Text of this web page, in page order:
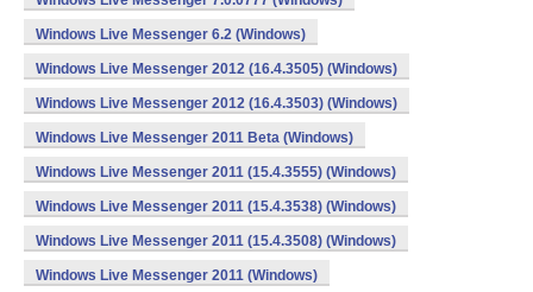
Windows Live Messenger 6.2 (Windows)
Windows Live Messenger 2012 (16.4.3505) (Windows)
Windows Live Messenger 2012 (16.4.3503) (Windows)
Windows Live Messenger 2011 Beta (Windows)
Windows Live Messenger 2011 (15.4.3555) (Windows)
Windows Live Messenger 2011 (15.4.3538) (Windows)
Windows Live Messenger 2011 (15.4.3508) (Windows)
Windows Live Messenger 2011 (Windows)